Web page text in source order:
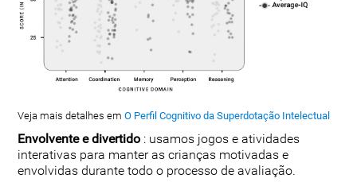
Veja mais detalhes emO Perfil Cognitivo da Superdotação Intelectual
Envolvente e divertido : usamos jogos e atividades
interativas para manter as crianças motivadas e
envolvidas durante todo o processo de avaliação.